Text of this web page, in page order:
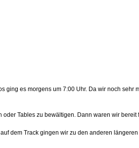
es morgens um 7:00 Uhr. Da wir noch sehr
Tables zu bewältigen. Dann waren wir
dem Track gingen wir zu den anderen